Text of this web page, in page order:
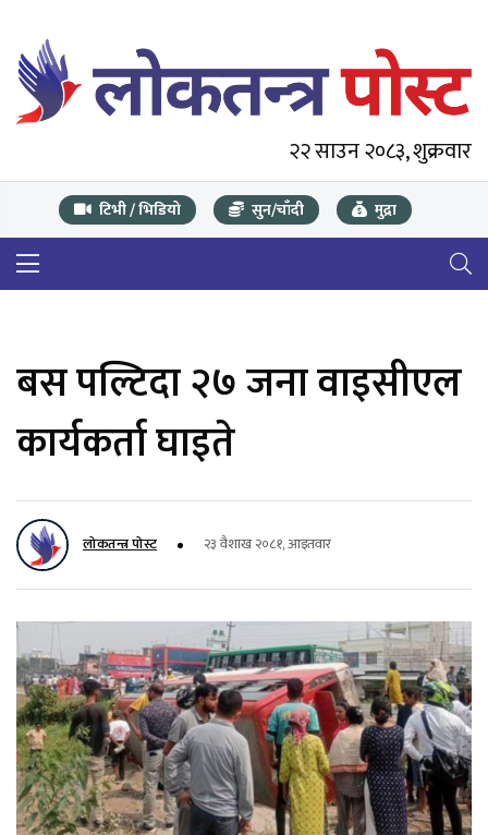
२२ साउन २०८३, शुक्रवार
टिभी / भिडियो सुन/चाँदी मुद्रा
बस पल्टिदा २७ जना वाइसीएल
कार्यकर्ता घाइते
लोकतन्त्र पोस्ट २३ वैशाख २०८१, आइतवार